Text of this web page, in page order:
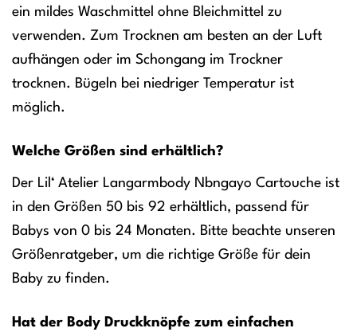
ein mildes Waschmittel ohne Bleichmittel zu
verwenden. Zum Trocknen am besten an der Luft
aufhängen oder im Schongang im Trockner
trocknen. Bügeln bei niedriger Temperatur ist
möglich.
Welche Größen sind erhältlich?
Der Lil‘ Atelier Langarmbody Nbngayo Cartouche ist
in den Größen 50 bis 92 erhältlich, passend für
Babys von 0 bis 24 Monaten. Bitte beachte unseren
Größenratgeber, um die richtige Größe für dein
Baby zu finden.
Hat der Body Druckknöpfe zum einfachen